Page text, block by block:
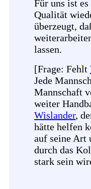
Für uns ist
Qualität
überzeugt,
lassen.
[Frage: Fehlt
Jede
Mannschaft
weiter
Wislander,
hätte helfen
auf seine Art
durch das
stark sein